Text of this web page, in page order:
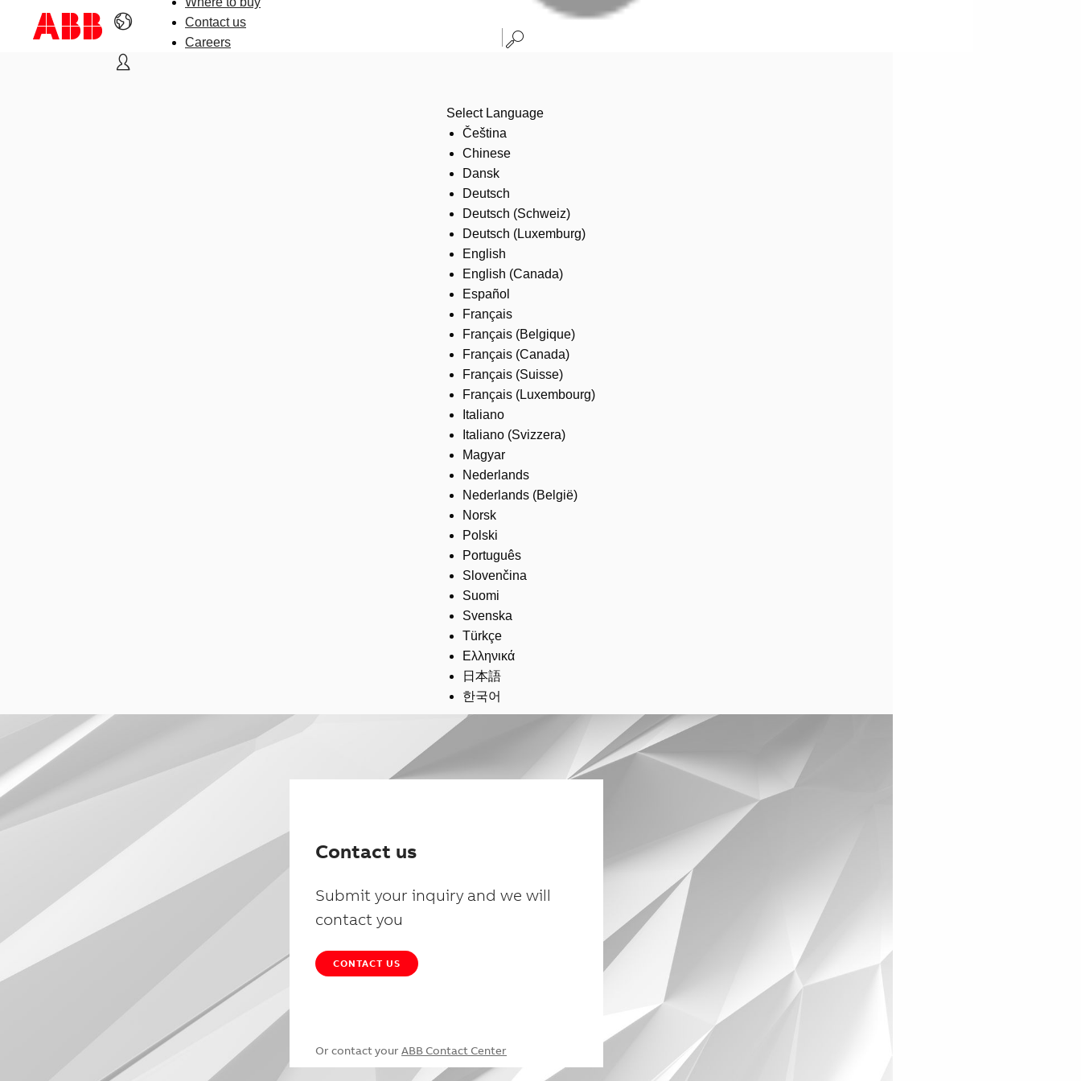
Contact us
Careers
Select Language
Čeština
Chinese
Dansk
Deutsch
Deutsch (Schweiz)
Deutsch (Luxemburg)
English
English (Canada)
Español
Français
Français (Belgique)
Français (Canada)
Français (Suisse)
Français (Luxembourg)
Italiano
Italiano (Svizzera)
Magyar
Nederlands
Nederlands (België)
Norsk
Polski
Português
Slovenčina
Suomi
Svenska
Türkçe
Ελληνικά
日本語
한국어
Contact us
Submit your inquiry and we will
contact you
CONTACT US
Or contact your ABB Contact Center